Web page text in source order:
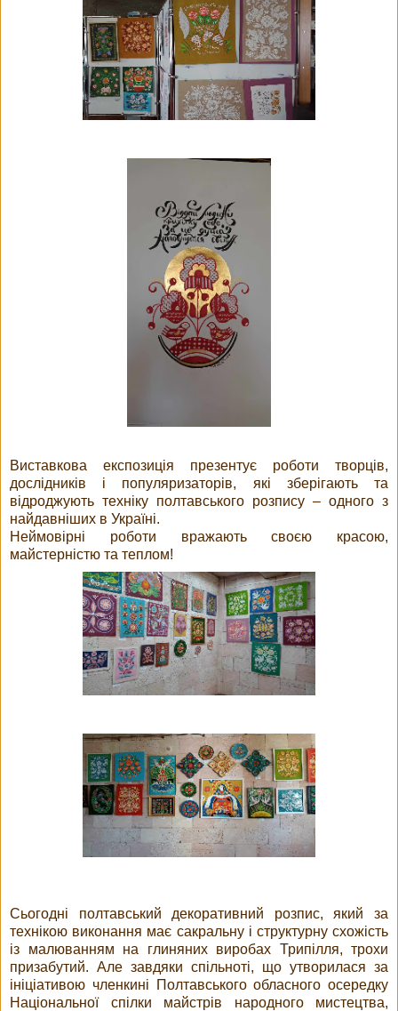
Виставкова експозиція презентує роботи творців,
дослідників і популяризаторів, які зберігають та
відроджують техніку полтавського розпису – одного з
найдавніших в Україні.
Неймовірні роботи вражають своєю красою,
майстерністю та теплом!
Сьогодні полтавський декоративний розпис, який за
технікою виконання має сакральну і структурну схожість
із малюванням на глиняних виробах Трипілля, трохи
призабутий. Але завдяки спільноті, що утворилася за
ініціативою членкині Полтавського обласного осередку
Національної спілки майстрів народного мистецтва,